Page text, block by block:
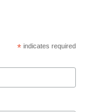
* indicates required